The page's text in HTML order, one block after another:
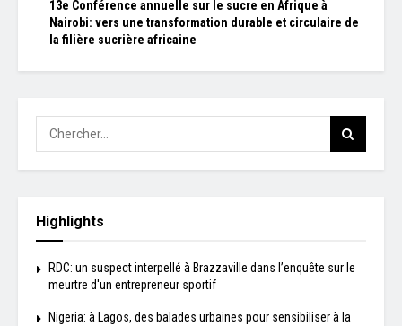
13e Conférence annuelle sur le sucre en Afrique à
Nairobi: vers une transformation durable et circulaire de
la filière sucrière africaine
Highlights
RDC: un suspect interpellé à Brazzaville dans l’enquête sur le
meurtre d'un entrepreneur sportif
Nigeria: à Lagos, des balades urbaines pour sensibiliser à la